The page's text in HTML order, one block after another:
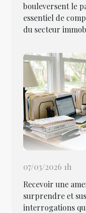
bouleversent le
essentiel de
du secteur
07/03/2026 1h
Recevoir une
surprendre et
interrogations